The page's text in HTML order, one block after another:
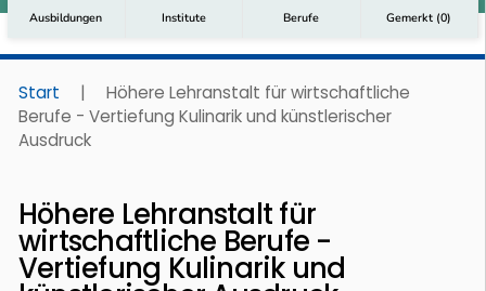
Ausbildungen Institute Berufe Gemerkt (0)
Start |
Höhere Lehranstalt für wirtschaftliche
Berufe - Vertiefung Kulinarik und künstlerischer
Ausdruck
Höhere Lehranstalt für
wirtschaftliche Berufe -
Vertiefung Kulinarik und